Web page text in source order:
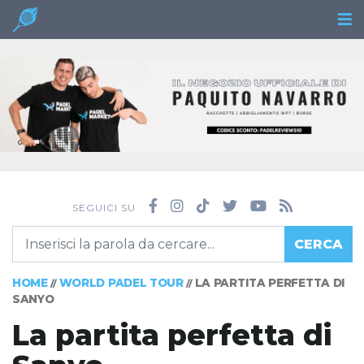
SEGUICI SU
CERCA
HOME// WORLD PADEL TOUR// LA PARTITA PERFETTA DI
SANYO
La partita perfetta di